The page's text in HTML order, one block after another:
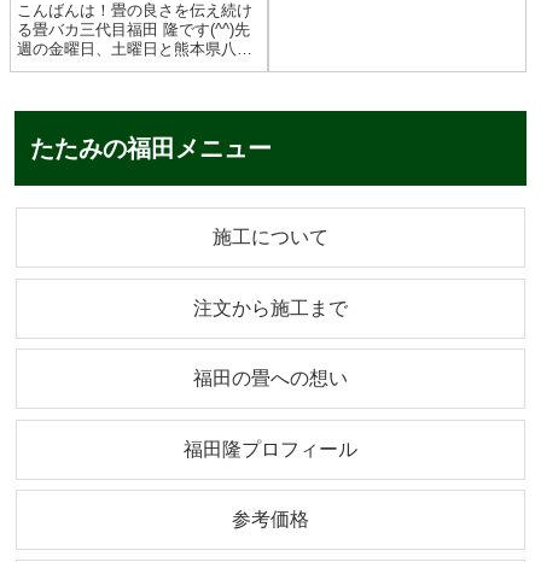
こんばんは！畳の良さを伝え続け
る畳バカ三代目福田 隆です(^^)先
週の金曜日、土曜日と熊本県八代
市へ行ってきました。今回は2月8
どもによかげなばい！in長崎」の
所農業振興課内、熊本...
たたみの福田メニュー
施工について
注文から施工まで
福田の畳への想い
福田隆プロフィール
参考価格